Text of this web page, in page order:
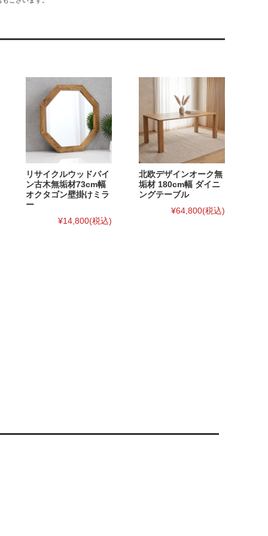
リサイクルウッドパイ
ン古木無垢材73cm幅
オクタゴン壁掛けミラ
ー
¥14,800(税込)
北欧デザインオーク無
垢材 180cm幅 ダイニ
ングテーブル
¥64,800(税込)